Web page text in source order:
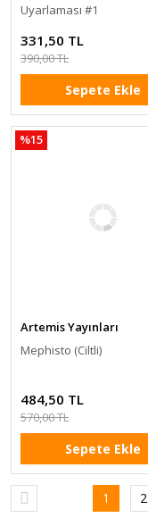
Uyarlaması #1
331,50 TL
390,00 TL
Sepete Ekle
%15
Artemis Yayınları
Mephisto (Ciltli)
484,50 TL
570,00 TL
Sepete Ekle
1 2